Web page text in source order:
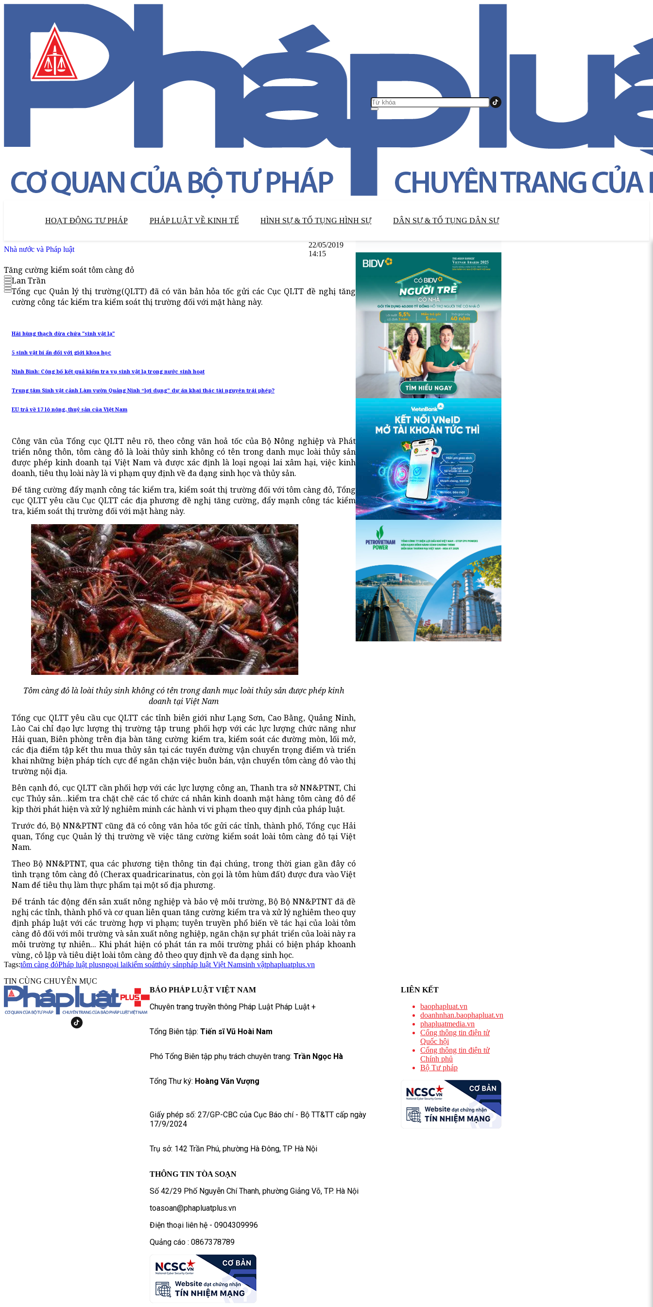
HOẠT ĐỘNG TƯ PHÁP PHÁP LUẬT VỀ KINH TẾ HÌNH SỰ & TỐ TỤNG HÌNH SỰ DÂN SỰ & TỐ TỤNG DÂN SỰ
Nhà nước và Pháp luật
22/05/2019
14:15
Tăng cường kiểm soát tôm càng đỏ
Lan Trần
Tổng cục Quản lý thị trường(QLTT) đã có văn bản hỏa tốc gửi các Cục QLTT đề nghị tăng
cường công tác kiểm tra kiểm soát thị trường đối với mặt hàng này.
Hãi hùng thạch dừa chứa "sinh vật lạ"
5 sinh vật bí ẩn đối với giới khoa học
Ninh Bình: Công bố kết quả kiểm tra vụ sinh vật lạ trong nước sinh hoạt
Trung tâm Sinh vật cảnh Làm vườn Quảng Ninh “lợi dụng” dự án khai thác tài nguyên trái phép?
EU trả về 17 lô nông, thuỷ sản của Việt Nam
Công văn của Tổng cục QLTT nêu rõ, theo công văn hoả tốc của Bộ Nông nghiệp và Phát
triển nông thôn, tôm càng đỏ là loài thủy sinh không có tên trong danh mục loài thủy sản
được phép kinh doanh tại Việt Nam và được xác định là loại ngoại lai xâm hại, việc kinh
doanh, tiêu thụ loài này là vi phạm quy định về đa dạng sinh học và thủy sản.
Để tăng cường đẩy mạnh công tác kiểm tra, kiểm soát thị trường đối với tôm càng đỏ, Tổng
cục QLTT yêu cầu Cục QLTT các địa phương đề nghị tăng cường, đẩy mạnh công tác kiểm
tra, kiểm soát thị trường đối với mặt hàng này.
Tôm càng đỏ là loài thủy sinh không có tên trong danh mục loài thủy sản được phép kinh
doanh tại Việt Nam
Tổng cục QLTT yêu cầu cục QLTT các tỉnh biên giới như Lạng Sơn, Cao Bằng, Quảng Ninh,
Lào Cai chỉ đạo lực lượng thị trường tập trung phối hợp với các lực lượng chức năng như
Hải quan, Biên phòng trên địa bàn tăng cường kiểm tra, kiểm soát các đường mòn, lối mở,
các địa điểm tập kết thu mua thủy sản tại các tuyến đường vận chuyển trọng điểm và triển
khai những biện pháp tích cực để ngăn chặn việc buôn bán, vận chuyển tôm càng đỏ vào thị
trường nội địa.
Bên cạnh đó, cục QLTT cần phối hợp với các lực lượng công an, Thanh tra sở NN&PTNT, Chi
cục Thủy sản…kiểm tra chặt chẽ các tổ chức cá nhân kinh doanh mặt hàng tôm càng đỏ để
kịp thời phát hiện và xử lý nghiêm minh các hành vi vi phạm theo quy định của pháp luật.
Trước đó, Bộ NN&PTNT cũng đã có công văn hỏa tốc gửi các tỉnh, thành phố, Tổng cục Hải
quan, Tổng cục Quản lý thị trường về việc tăng cường kiểm soát loài tôm càng đỏ tại Việt
Nam.
Theo Bộ NN&PTNT, qua các phương tiện thông tin đại chúng, trong thời gian gần đây có
tình trạng tôm càng đỏ (Cherax quadricarinatus, còn gọi là tôm hùm đất) được đưa vào Việt
Nam để tiêu thụ làm thực phẩm tại một số địa phương.
Để tránh tác động đến sản xuất nông nghiệp và bảo vệ môi trường, Bộ Bộ NN&PTNT đã đề
nghị các tỉnh, thành phố và cơ quan liên quan tăng cường kiểm tra và xử lý nghiêm theo quy
định pháp luật với các trường hợp vi phạm; tuyên truyền phổ biến về tác hại của loài tôm
càng đỏ đối với môi trường và sản xuất nông nghiệp, ngăn chặn sự phát triển của loài này ra
môi trường tự nhiên... Khi phát hiện có phát tán ra môi trường phải có biện pháp khoanh
vùng, cô lập và tiêu diệt loài tôm càng đỏ theo quy định về đa dạng sinh học.
Tags:tôm càng đỏPháp luật plusngoại laikiểm soátthủy sảnpháp luật Việt Namsinh vậtphapluatplus.vn
TIN CÙNG CHUYÊN MỤC
BÁO PHÁP LUẬT VIỆT NAM
Chuyên trang truyền thông Pháp Luật Pháp Luật +
Tổng Biên tập: Tiến sĩ Vũ Hoài Nam
Phó Tổng Biên tập phụ trách chuyên trang: Trần Ngọc Hà
Tổng Thư ký: Hoàng Văn Vượng
Giấy phép số: 27/GP-CBC của Cục Báo chí - Bộ TT&TT cấp ngày
17/9/2024
Trụ sở: 142 Trần Phú, phường Hà Đông, TP Hà Nội
THÔNG TIN TÒA SOẠN
Số 42/29 Phố Nguyễn Chí Thanh, phường Giảng Võ, TP. Hà Nội
toasoan@phapluatplus.vn
Điện thoại liên hệ - 0904309996
Quảng cáo : 0867378789
LIÊN KẾT
baophapluat.vn
doanhnhan.baophapluat.vn
phapluatmedia.vn
Cổng thông tin điện tử
Quốc hội
Cổng thông tin điện tử
Chính phủ
Bộ Tư pháp